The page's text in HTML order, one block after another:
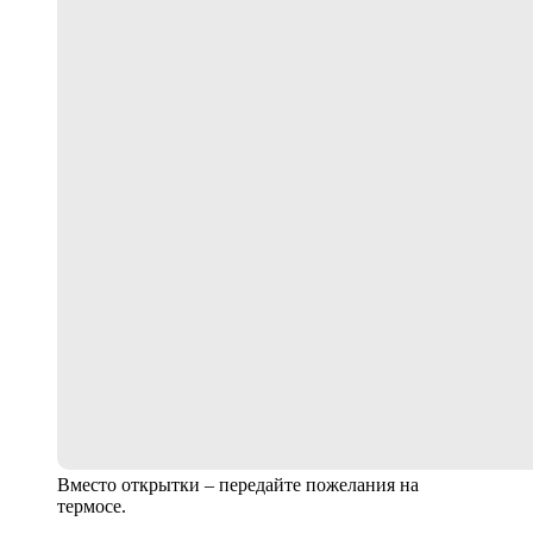
Вместо открытки – передайте пожелания на
термосе.